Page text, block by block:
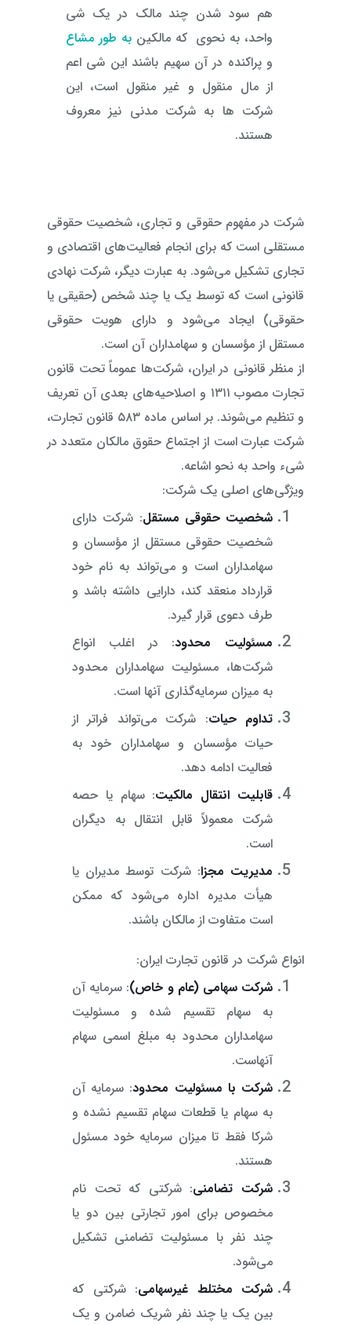
هم‌ سود شدن چند مالک در یک شی
واحد، به‌ نحوی که مالکینبه طور مشاع
و پراکنده در آن سهیم باشند این شی اعم
از مال منقول و غیر منقول است، این
شرکت ‌ها به شرکت مدنی نیز معروف
هستند.
شرکت در مفهوم حقوقی و تجاری، شخصیت حقوقی
مستقلی است که برای انجام فعالیت‌های اقتصادی و
تجاری تشکیل می‌شود. به عبارت دیگر، شرکت نهادی
قانونی است که توسط یک یا چند شخص (حقیقی یا
حقوقی) ایجاد می‌شود و دارای هویت حقوقی
مستقل از مؤسسان و سهامداران آن است.
از منظر قانونی در ایران، شرکت‌ها عموماً تحت قانون
تجارت مصوب ۱۳۱۱ و اصلاحیه‌های بعدی آن تعریف
و تنظیم می‌شوند. بر اساس ماده ۵۸۳ قانون تجارت،
شرکت عبارت است از اجتماع حقوق مالکان متعدد در
شیء واحد به نحو اشاعه.
ویژگی‌های اصلی یک شرکت:
شخصیت حقوقی مستقل: شرکت دارای
شخصیت حقوقی مستقل از مؤسسان و
سهامداران است و می‌تواند به نام خود
قرارداد منعقد کند، دارایی داشته باشد و
طرف دعوی قرار گیرد.
مسئولیت محدود: در اغلب انواع
شرکت‌ها، مسئولیت سهامداران محدود
به میزان سرمایه‌گذاری آنها است.
تداوم حیات: شرکت می‌تواند فراتر از
حیات مؤسسان و سهامداران خود به
فعالیت ادامه دهد.
قابلیت انتقال مالکیت: سهام یا حصه
شرکت معمولاً قابل انتقال به دیگران
است.
مدیریت مجزا: شرکت توسط مدیران یا
هیأت مدیره اداره می‌شود که ممکن
است متفاوت از مالکان باشند.
انواع شرکت در قانون تجارت ایران:
شرکت سهامی (عام و خاص): سرمایه آن
به سهام تقسیم شده و مسئولیت
سهامداران محدود به مبلغ اسمی سهام
آنهاست.
شرکت با مسئولیت محدود: سرمایه آن
به سهام یا قطعات سهام تقسیم نشده و
شرکا فقط تا میزان سرمایه خود مسئول
هستند.
شرکت تضامنی: شرکتی که تحت نام
مخصوص برای امور تجارتی بین دو یا
چند نفر با مسئولیت تضامنی تشکیل
می‌شود.
شرکت مختلط غیرسهامی: شرکتی که
بین یک یا چند نفر شریک ضامن و یک